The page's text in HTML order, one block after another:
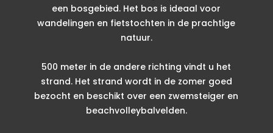
een bosgebied. Het bos is ideaal voor
wandelingen en fietstochten in de prachtige
natuur.
500 meter in de andere richting vindt u het
strand. Het strand wordt in de zomer goed
bezocht en beschikt over een zwemsteiger en
beachvolleybalvelden.